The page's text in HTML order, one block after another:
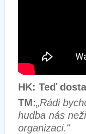
HK: Teď
TM:„Rádi
hudba nás
organizaci."